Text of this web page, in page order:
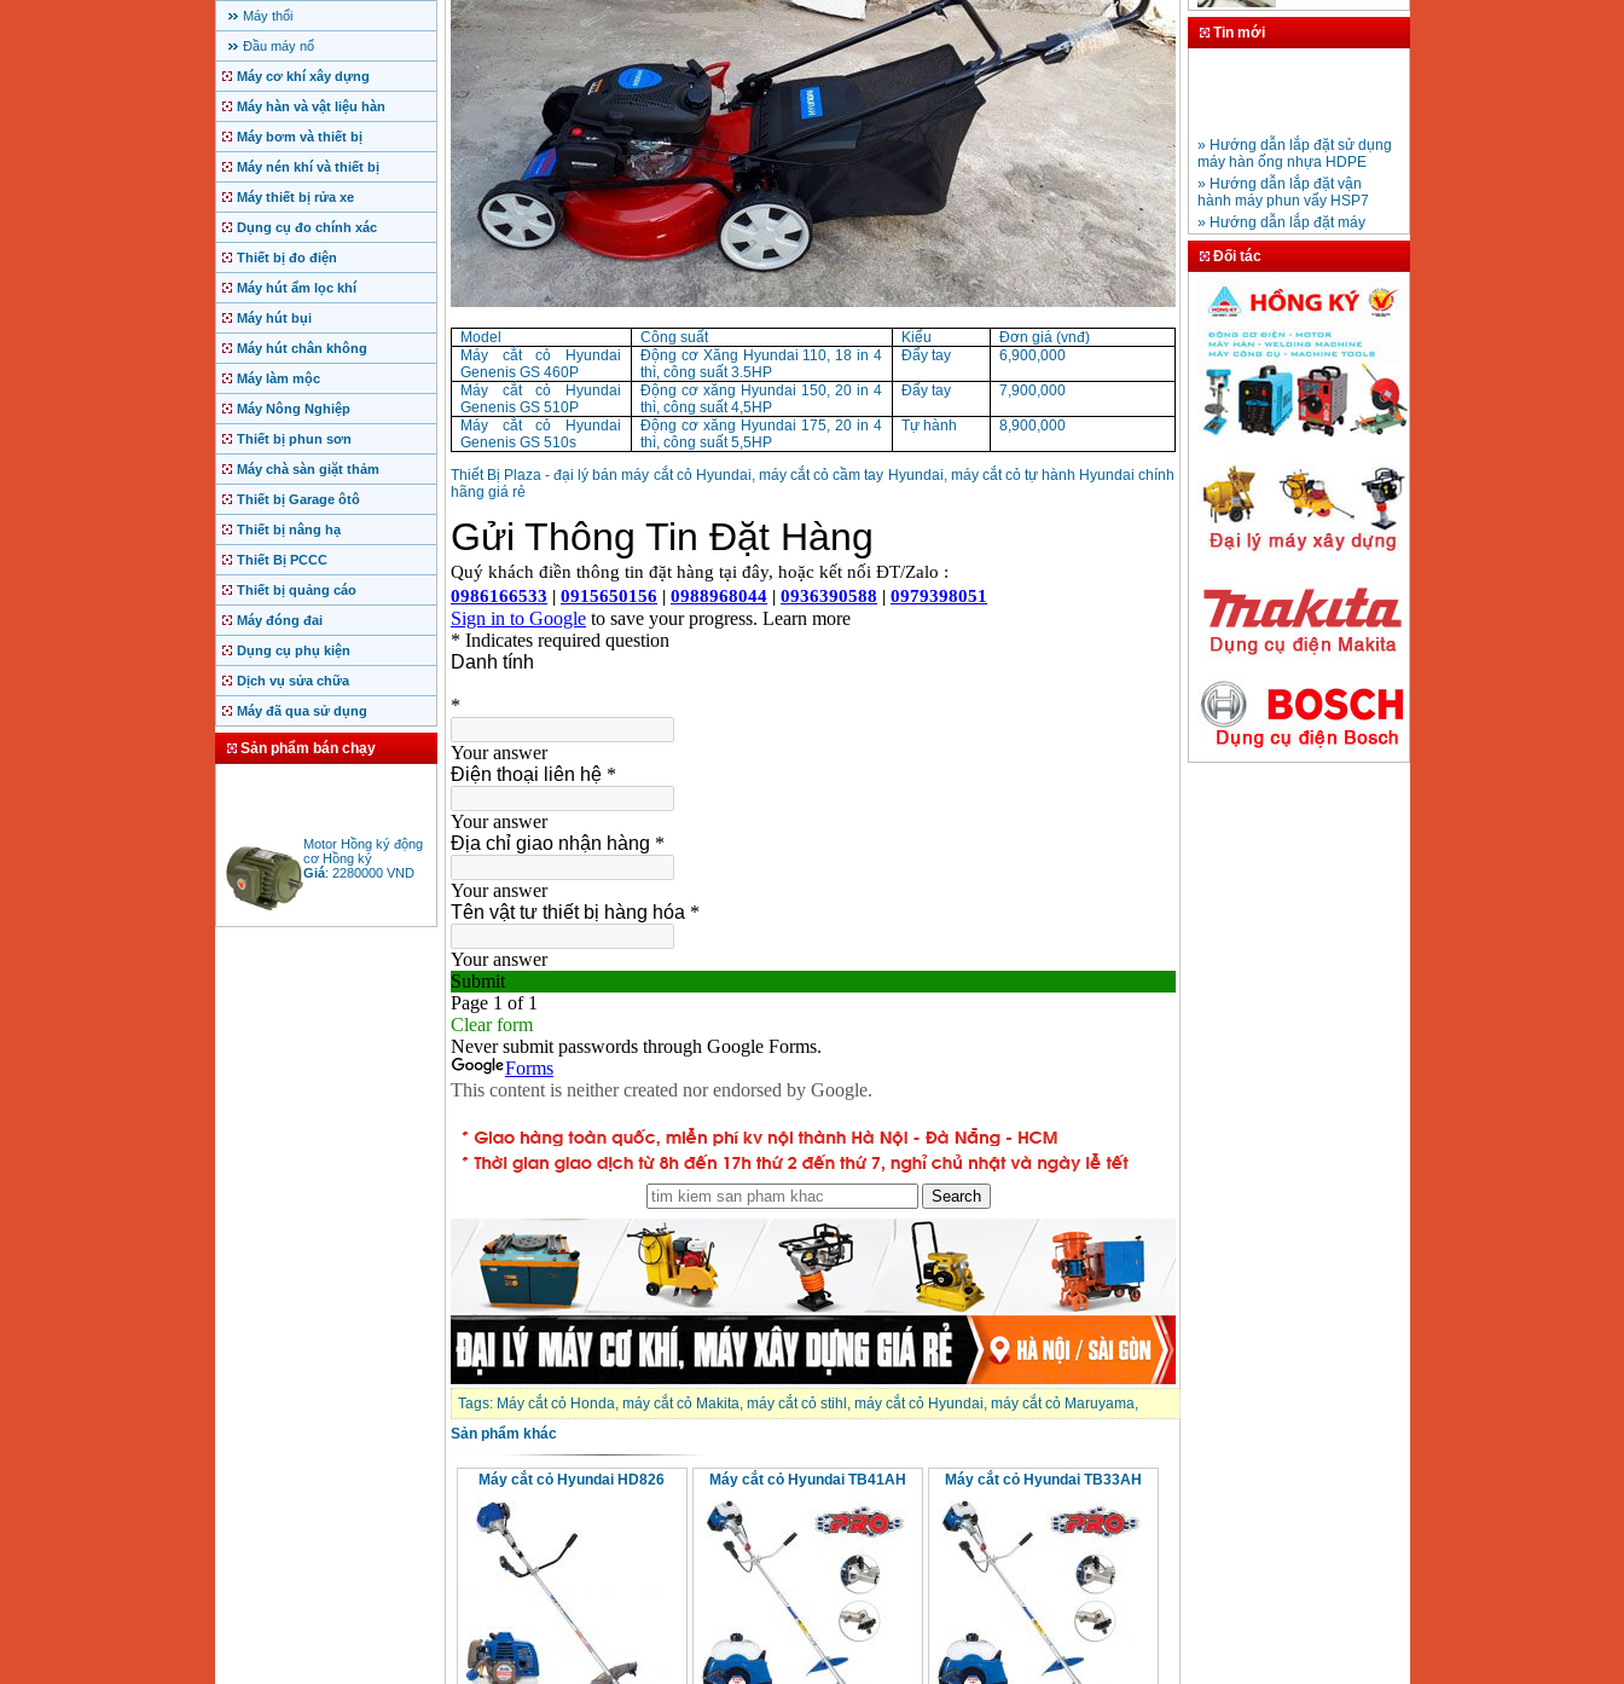
Máy thổi
Đầu máy nổ
Máy cơ khí xây dựng
Máy hàn và vật liệu hàn
Máy bơm và thiết bị
Máy nén khí và thiết bị
Máy thiết bị rửa xe
Dụng cụ đo chính xác
Thiết bị đo điện
Máy hút ẩm lọc khí
Máy hút bụi
Máy hút chân không
Máy làm mộc
Máy Nông Nghiệp
Thiết bị phun sơn
Máy chà sàn giặt thảm
Thiết bị Garage ôtô
Thiết bị nâng hạ
Thiết Bị PCCC
Thiết bị quảng cáo
Máy đóng đai
Dụng cụ phụ kiện
Dịch vụ sửa chữa
Máy đã qua sử dụng
Sản phẩm bán chạy
cơ Hồng ký
Giá :2280000
Model Công suất Kiểu
Đơn giá (vnđ)
Máy cắt cỏ Hyundai
Genenis GS 460P
Động cơ Xăng Hyundai 110, 18 in 4
thì, công suất 3.5HP
Đẩy tay 6,900,000
Máy cắt cỏ Hyundai
Genenis GS 510P
Động cơ xăng Hyundai 150, 20 in 4
thì, công suất 4,5HP
Đẩy tay 7,900,000
Máy cắt cỏ Hyundai
Genenis GS 510s
Động cơ xăng Hyundai 175, 20 in 4
thì, công suất 5,5HP
Tự hành 8,900,000
Thiết Bị Plaza - đại lý bán máy cắt cỏ Hyundai, máy cắt cỏ cầm tay Hyundai, máy cắt cỏ tự hành Hyundai chính
hãng giá rẻ
Tags: Máy cắt cỏ Honda, máy cắt cỏ Makita, máy cắt cỏ stihl , máy cắt cỏ Hyundai, máy cắt cỏ Maruyama,
Sản phẩm khác
Máy cắt cỏ Hyundai HD826 Máy cắt cỏ Hyundai TB41AH Máy cắt cỏ Hyundai TB33AH
Mũi khoan rút lõi bê
tông D20-D350
Giá:330000VND
600mm Hồng Ký
Giá:3290000VND
Máy hàn que Hồng
ký Jet SR200R
Giá:2350000 VND
Máy hàn que điện tử
Hồng ký HK 200Z
Giá:2770000 VND
Máy hàn que điện tử
Hồng Ký HKM200D
Giá:2890000VND
Máy hàn que điện tử
Tin mới
máy hàn ống nhựa HDPE
» Hướng dẫn lắp đặt vận
hành máy phun vẩy HSP7
» Hướng dẫn lắp đặt máy
bơm ly tâm trục ngang
» Máy nén khí Jetman
» HDSD Máy Hàn Ống Nhựa
HDPE quay tay thủy lực
» Đại lý bán Máy hàn
DONSUN Thượng Hải
» Máy khoan rút lõi cầm tay
chạy điện pin
» Hình thức thanh toán tại
Thiết Bị Plaza
» Máy ổn áp, máy biến áp
Fushin
» Các loại khí dùng cho máy
cắt kim loại Plasma
Đối tác